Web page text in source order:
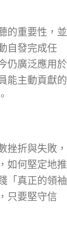
的重要性，並
自發完成任
仍廣泛應用於
能主動貢獻的
挫折與失敗，
如何堅定地推
「真正的領袖
只要堅守信